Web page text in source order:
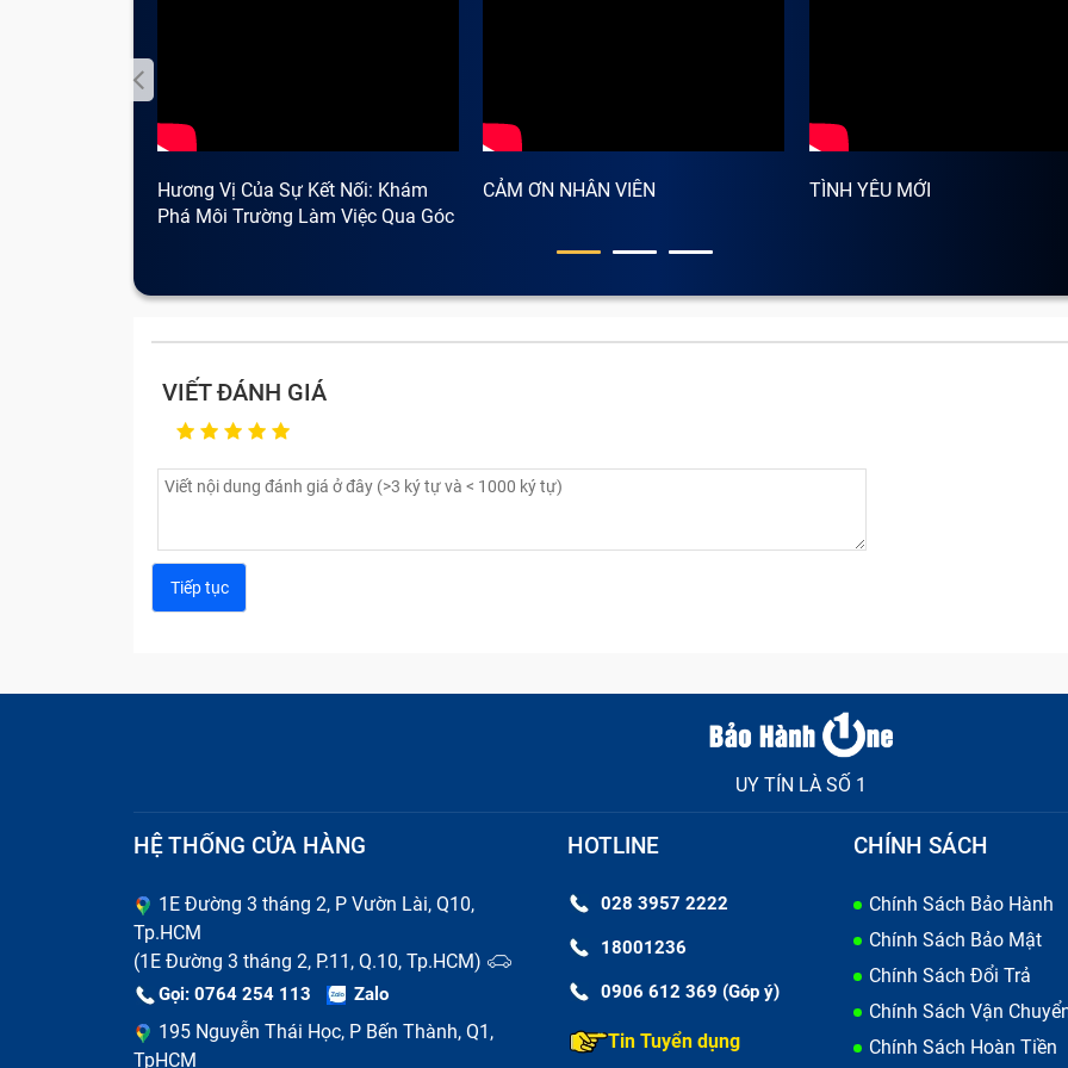
Phân loại quạt tản nhiệt laptop
Dành cho card đồ họa (GPU), giúp làm mát các thành phần phần cứng quan
độ tổng thể cho hệ thống.
Quạt tản nhiệt laptop:
Các quạt nhỏ gắn trong laptop, làm mát CPU và các thành phần khác của
Hương Vị Của Sự Kết Nối: Khám
Phá Môi Trường Làm Việc Qua Góc
CẢM ƠN NHÂN VIÊN TÌNH YÊU MỚI
VIẾT ĐÁNH GIÁ
UY TÍN LÀ SỐ 1
HỆ THỐNG CỬA HÀNG
1E Đường 3 tháng 2, P Vườn Lài, Q10,
Tp.HCM
(1E Đường 3 tháng 2, P.11, Q.10, Tp.HCM)
Gọi: 0764 254 113 Zalo
195 Nguyễn Thái Học, P Bến Thành, Q1,
TpHCM
HOTLINE
028 3957 2222
18001236
0906 612 369 (Góp ý)
Tin Tuyển dụng
CHÍNH SÁCH
Chính Sách Bảo Hành
Chính Sách Bảo Mật
Chính Sách Đổi Trả
Chính Sách Vận
Chính Sách Hoàn Tiền